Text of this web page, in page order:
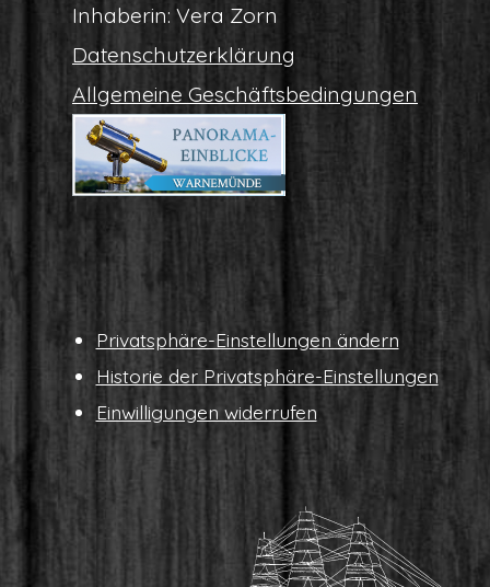
Inha­be­rin: Vera Zorn
Daten­schutz­er­klä­rung
All­ge­mei­ne Geschäftsbedingungen
Pri­vat­sphä­re-Ein­stel­lun­gen ändern
His­to­rie der Privatsphäre-Einstellungen
Ein­wil­li­gun­gen widerrufen